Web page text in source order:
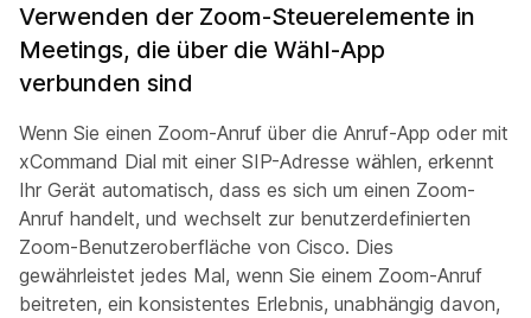
Verwenden der Zoom-Steuerelemente in
Meetings, die über die Wähl-App
verbunden sind
Wenn Sie einen Zoom-Anruf über die Anruf-App oder mit
xCommand Dial mit einer SIP-Adresse wählen, erkennt
Ihr Gerät automatisch, dass es sich um einen Zoom-
Anruf handelt, und wechselt zur benutzerdefinierten
Zoom-Benutzeroberfläche von Cisco. Dies
gewährleistet jedes Mal, wenn Sie einem Zoom-Anruf
beitreten, ein konsistentes Erlebnis, unabhängig davon,